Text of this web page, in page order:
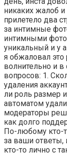
никаких жалоб
прилетело два
за интимные
интимными фото
уникальный и у
я обжаловал это
волнительно и в
вопросов: 1.
удаления
ли роль размер
автоматом
модераторы
как долго
По-любому кто-
за ваши ответы,
кто-то лично с